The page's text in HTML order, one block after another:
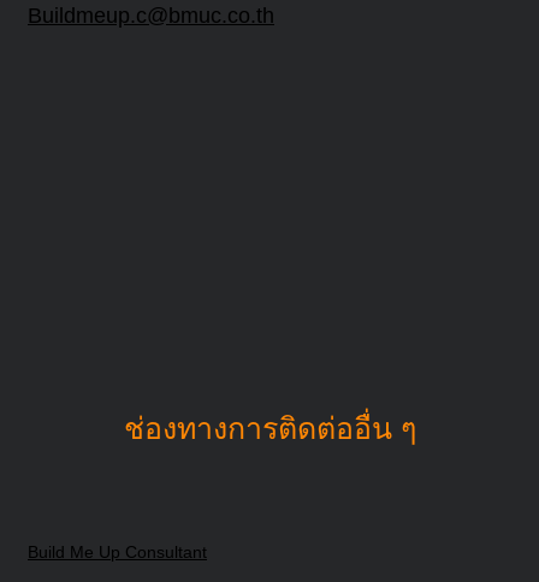
Buildmeup.c@bmuc.co.th
ช่องทางการติดต่ออื่น ๆ
Build Me Up Consultant